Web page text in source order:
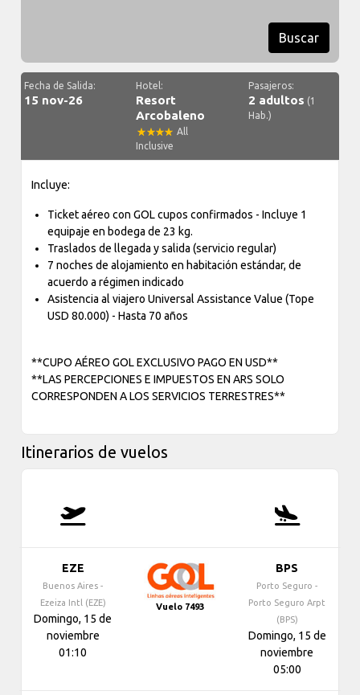
Buscar
Fecha de Salida:
15 nov-26
Hotel:
Resort
Arcobaleno
All
Inclusive
Pasajeros:
2 adultos (1
Hab.)
Incluye:
Ticket aéreo con GOL cupos confirmados - Incluye 1
equipaje en bodega de 23 kg.
Traslados de llegada y salida (servicio regular)
7 noches de alojamiento en habitación estándar, de
acuerdo a régimen indicado
Asistencia al viajero Universal Assistance Value (Tope
USD 80.000) - Hasta 70 años
**CUPO AÉREO GOL EXCLUSIVO PAGO EN USD**
**LAS PERCEPCIONES E IMPUESTOS EN ARS SOLO
CORRESPONDEN A LOS SERVICIOS TERRESTRES**
Itinerarios de vuelos
EZE
Buenos Aires -
Ezeiza Intl (EZE)
Domingo, 15 de
noviembre
01:10
Vuelo 7493
BPS
Porto Seguro -
Porto Seguro Arpt
(BPS)
Domingo, 15 de
noviembre
05:00